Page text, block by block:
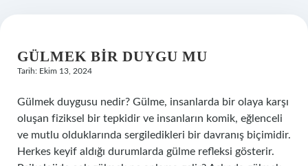
GÜLMEK BIR DUYGU MU
Tarih: Ekim 13, 2024
Gülmek duygusu nedir? Gülme, insanlarda bir olaya karşı
oluşan fiziksel bir tepkidir ve insanların komik, eğlenceli
ve mutlu olduklarında sergiledikleri bir davranış biçimidir.
Herkes keyif aldığı durumlarda gülme refleksi gösterir.